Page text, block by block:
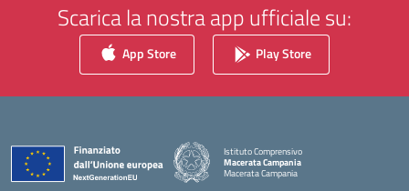
Scarica la nostra app ufficiale su:
App Store Play Store
Istituto Comprensivo
Macerata Campania
Macerata Campania
— Visita la pagina iniziale della scuola